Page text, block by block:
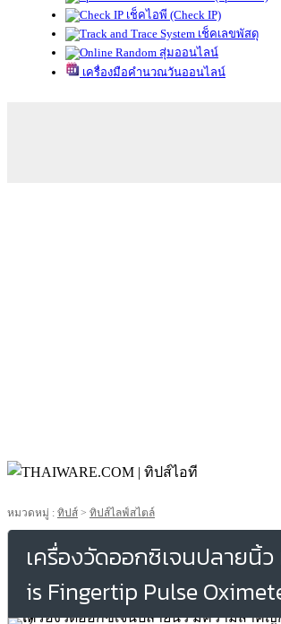
เช็คไอพี (Check IP)
เช็คเลขพัสดุ
สุ่มออนไลน์
เครื่องมือคำนวณวันออนไลน์
หมวดหมู่ : ทิปส์ > ทิปส์ไลฟ์สไตล์
เครื่องวัดออกซิเจนปลายนิ้
is Fingertip Pulse